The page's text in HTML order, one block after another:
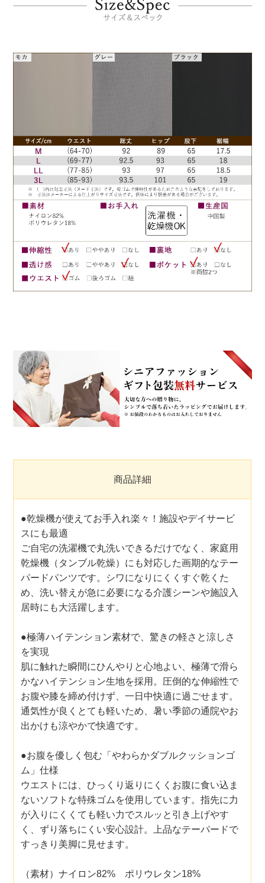
商品詳細
●乾燥機が使えてお手入れ楽々！施設やデイサービ
スにも最適
ご自宅の洗濯機で丸洗いできるだけでなく、家庭用
乾燥機（タンブル乾燥）にも対応した画期的なテー
パードパンツです。シワになりにくくすぐ乾くた
め、洗い替えが急に必要になる介護シーンや施設入
居時にも大活躍します。
●極薄ハイテンション素材で、驚きの軽さと涼しさ
を実現
肌に触れた瞬間にひんやりと心地よい、極薄で滑ら
かなハイテンション生地を採用。圧倒的な伸縮性で
お腹や膝を締め付けず、一日中快適に過ごせます。
通気性が良くとても軽いため、暑い季節の通院やお
出かけも涼やかで快適です。
●お腹を優しく包む「やわらかダブルクッションゴ
ム」仕様
ウエストには、ひっくり返りにくくお腹に食い込ま
ないソフトな特殊ゴムを使用しています。指先に力
が入りにくくても軽い力でスルッと引き上げやす
く、ずり落ちにくい安心設計。上品なテーパードで
すっきり美脚に見せます。
（素材）ナイロン82% ポリウレタン18%